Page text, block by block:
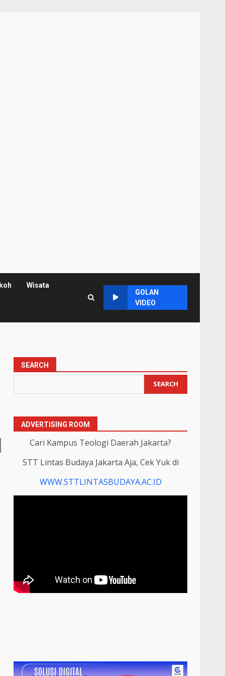
Wisata
GOLAN
VIDEO
SEARCH
SEARCH
ADVERTISING ROOM
Cari Kampus Teologi Daerah Jakarta?
STT Lintas Budaya Jakarta Aja, Cek Yuk di
WWW.STTLINTASBUDAYA.AC.ID